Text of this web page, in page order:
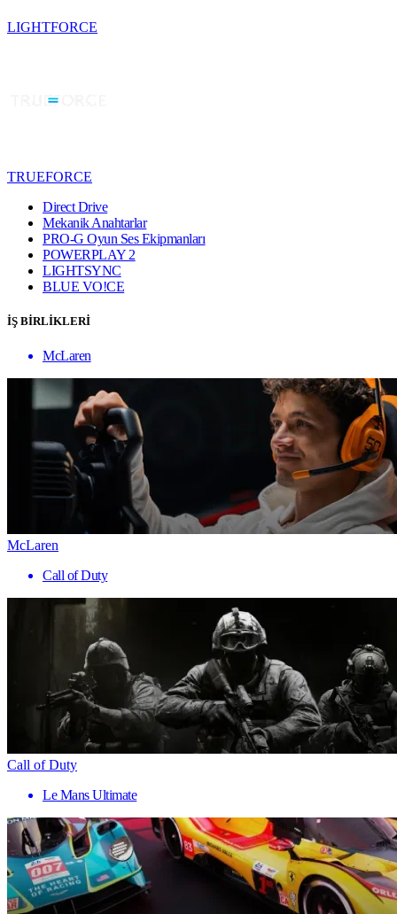
LIGHTFORCE
TRUEFORCE
Direct Drive
Mekanik Anahtarlar
PRO-G Oyun Ses Ekipmanları
POWERPLAY 2
LIGHTSYNC
BLUE VO!CE
İŞ BİRLİKLERİ
McLaren
McLaren
Call of Duty
Call of Duty
Le Mans Ultimate